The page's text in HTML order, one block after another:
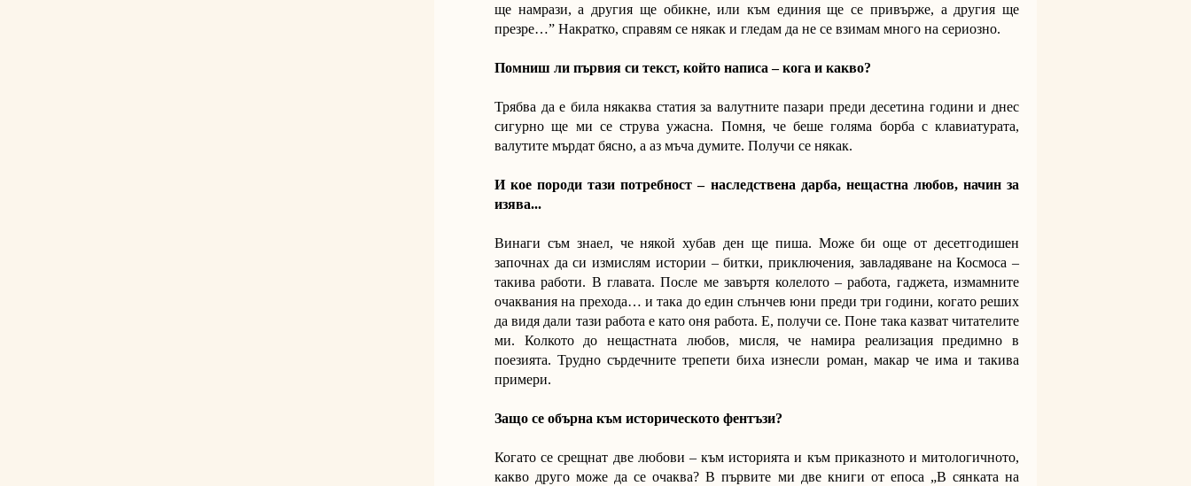
ще намрази, а другия ще обикне, или към еди­ния ще се привърже, а другия ще
презре…” Накратко, справям се някак и гледам да не се взимам много на сериозно.
Помниш ли първия си текст, който написа – кога и какво?
Трябва да е била някаква статия за валутните пазари преди десетина години и днес
сигурно ще ми се струва ужасна. Помня, че беше голяма борба с клавиатурата,
валутите мърдат бясно, а аз мъча думите. Получи се някак.
И кое породи тази потребност – наследствена дарба, нещастна любов, начин за
изява...
Винаги съм знаел, че някой хубав ден ще пиша. Може би още от десетгодишен
започнах да си измислям истории – битки, приключения, завладяване на Космоса –
такива работи. В главата. После ме завъртя колелото – работа, гаджета, измамните
очаквания на прехода… и така до един слънчев юни преди три години, когато реших
да видя дали тази работа е като оня работа. Е, получи се. Поне така казват читателите
ми. Колкото до нещастната любов, мисля, че намира реализация предимно в
поезията. Трудно сърдечните трепети биха изнесли роман, макар че има и такива
примери.
Защо се обърна към историческото фентъзи?
Когато се срещнат две любови – към историята и към приказното и митологичното,
какво друго може да се очаква? В първите ми две книги от епоса „В сянката на